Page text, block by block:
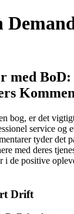
med BoD:
bog, er det
service og
tyder det
med deres
i de positive
Drift